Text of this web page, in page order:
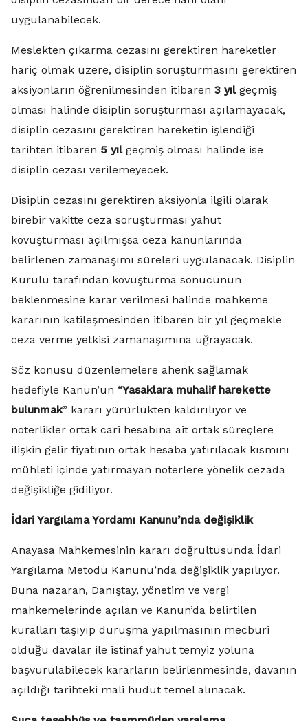
uygulanabilecek.
Meslekten çıkarma cezasını gerektiren hareketler
hariç olmak üzere, disiplin soruşturmasını gerektiren
aksiyonların öğrenilmesinden itibaren 3 yılgeçmiş
olması halinde disiplin soruşturması açılamayacak,
disiplin cezasını gerektiren hareketin işlendiği
tarihten itibaren 5 yılgeçmiş olması halinde ise
disiplin cezası verilemeyecek.
Disiplin cezasını gerektiren aksiyonla ilgili olarak
birebir vakitte ceza soruşturması yahut
kovuşturması açılmışsa ceza kanunlarında
belirlenen zamanaşımı süreleri uygulanacak. Disiplin
Kurulu tarafından kovuşturma sonucunun
beklenmesine karar verilmesi halinde mahkeme
kararının katileşmesinden itibaren bir yıl geçmekle
ceza verme yetkisi zamanaşımına uğrayacak.
Söz konusu düzenlemelere ahenk sağlamak
hedefiyle Kanun’un “Yasaklara muhalif harekette
bulunmak” kararı yürürlükten kaldırılıyor ve
noterlikler ortak cari hesabına ait ortak süreçlere
ilişkin gelir fiyatının ortak hesaba yatırılacak kısmını
mühleti içinde yatırmayan noterlere yönelik cezada
değişikliğe gidiliyor.
İdari Yargılama Yordamı Kanunu’nda değişiklik
Anayasa Mahkemesinin kararı doğrultusunda İdari
Yargılama Metodu Kanunu’nda değişiklik yapılıyor.
Buna nazaran, Danıştay, yönetim ve vergi
mahkemelerinde açılan ve Kanun’da belirtilen
kuralları taşıyıp duruşma yapılmasının mecburî
olduğu davalar ile istinaf yahut temyiz yoluna
başvurulabilecek kararların belirlenmesinde, davanın
açıldığı tarihteki mali hudut temel alınacak.